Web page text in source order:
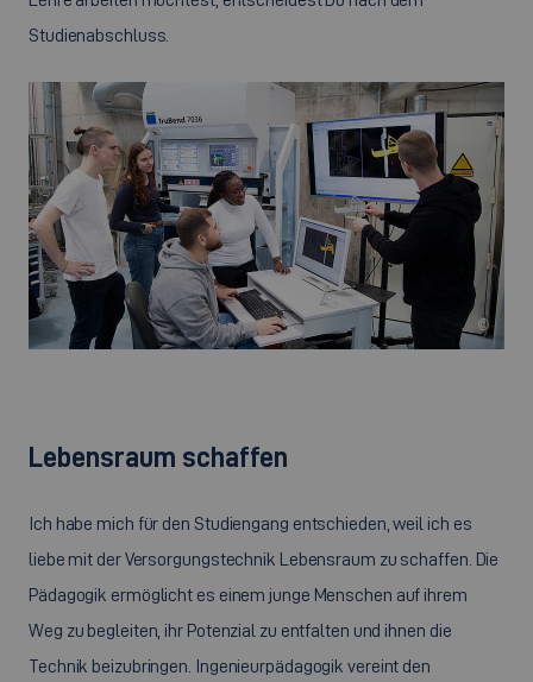
Studienabschluss.
©
Lebensraum schaffen
Ich habe mich für den Studiengang entschieden, weil ich es
liebe mit der Versorgungstechnik Lebensraum zu schaffen. Die
Pädagogik ermöglicht es einem junge Menschen auf ihrem
Weg zu begleiten, ihr Potenzial zu entfalten und ihnen die
Technik beizubringen. Ingenieurpädagogik vereint den